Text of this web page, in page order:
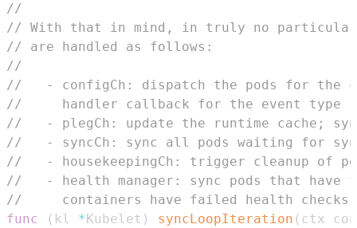
//
// With that in mind, in truly no
// are handled as follows:
//
//   - configCh: dispatch the pods for the
//     handler callback for the event type
//   - plegCh: update the runtime cache;
//   - syncCh: sync all pods waiting for
//   - housekeepingCh: trigger cleanup of
//   - health manager: sync pods that have
//     containers have failed health checks
func
( kl *Kubelet ) syncLoopIteration ( ctx